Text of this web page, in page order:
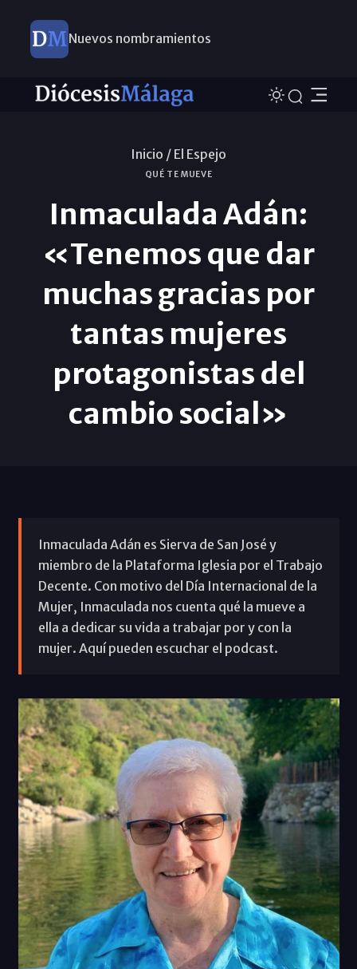
Nuevos nombramientos
Inicio / El Espejo
QUÉ TE MUEVE
Inmaculada Adán:
«Tenemos que dar
muchas gracias por
tantas mujeres
protagonistas del
cambio social»
Inmaculada Adán es Sierva de San José y
miembro de la Plataforma Iglesia por el Trabajo
Decente. Con motivo del Día Internacional de la
Mujer, Inmaculada nos cuenta qué la mueve a
ella a dedicar su vida a trabajar por y con la
mujer. Aquí pueden escuchar el podcast.